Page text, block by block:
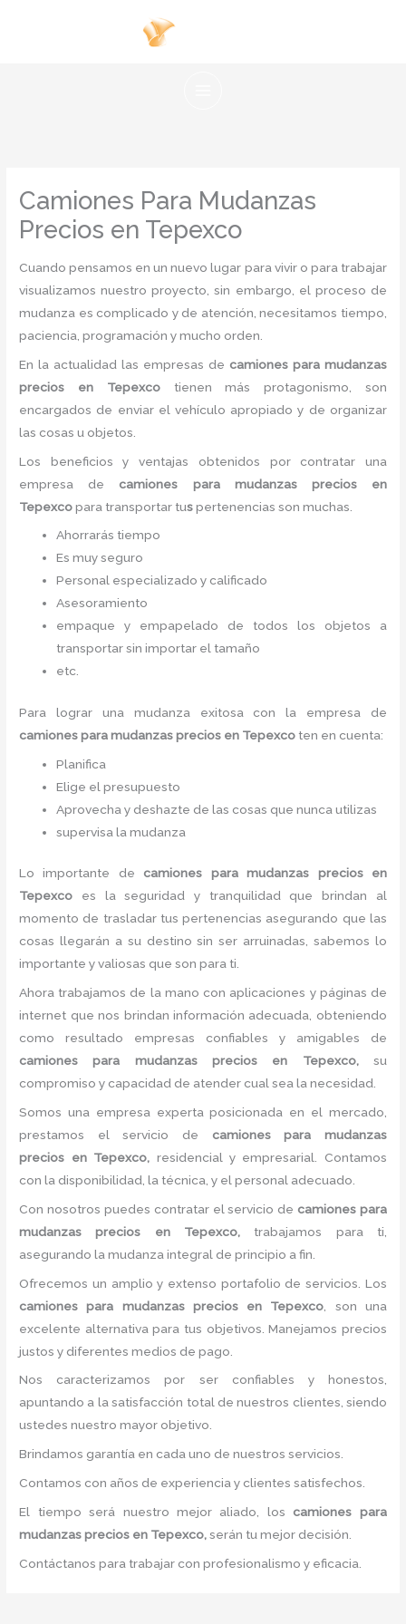
Camiones Para Mudanzas
Precios en Tepexco
Cuando pensamos en un nuevo lugar para vivir o para trabajar
visualizamos nuestro proyecto, sin embargo, el proceso de
mudanza es complicado y de atención, necesitamos tiempo,
paciencia, programación y mucho orden.
En la actualidad las empresas de camiones para mudanzas
precios en Tepexco tienen más protagonismo, son
encargados de enviar el vehículo apropiado y de organizar
las cosas u objetos.
Los beneficios y ventajas obtenidos por contratar una
empresa de camiones para mudanzas preciosen
Tepexcopara transportar tuspertenencias son muchas.
Ahorrarás tiempo
Es muy seguro
Personal especializado y calificado
Asesoramiento
empaque y empapelado de todos los objetos a
transportar sin importar el tamaño
etc.
Para lograr una mudanza exitosa con la empresa de
camiones para mudanzas precios en Tepexco ten en cuenta:
Planifica
Elige el presupuesto
Aprovecha y deshazte de las cosas que nunca utilizas
supervisa la mudanza
Lo importante de camiones para mudanzas preciosen
Tepexco es la seguridad y tranquilidad que brindan al
momento de trasladar tus pertenencias asegurando que las
cosas llegarán a su destino sin ser arruinadas, sabemos lo
importante y valiosas que son para ti.
Ahora trabajamos de la mano con aplicaciones y páginas de
internet que nos brindan información adecuada, obteniendo
como resultado empresas confiables y amigables de
camiones para mudanzas precios en Tepexco, su
compromiso y capacidad de atender cual sea la necesidad.
Somos una empresa experta posicionada en el mercado,
prestamos el servicio de camiones para mudanzas
precios en Tepexco, residencial y empresarial. Contamos
con la disponibilidad, la técnica, y el personal adecuado.
Con nosotros puedes contratar el servicio de camiones para
mudanzas precios en Tepexco, trabajamos para ti,
asegurando la mudanza integral de principio a fin.
Ofrecemos un amplio y extenso portafolio de servicios. Los
camiones para mudanzas preciosen Tepexco , son una
excelente alternativa para tus objetivos. Manejamos precios
justos y diferentes medios de pago.
Nos caracterizamos por ser confiables y honestos,
apuntando a la satisfacción total de nuestros clientes, siendo
ustedes nuestro mayor objetivo.
Brindamos garantía en cada uno de nuestros servicios.
Contamos con años de experiencia y clientes satisfechos.
El tiempo será nuestro mejor aliado, los camiones para
mudanzas precios en Tepexco,serán tu mejor decisión.
Contáctanos para trabajar con profesionalismo y eficacia.